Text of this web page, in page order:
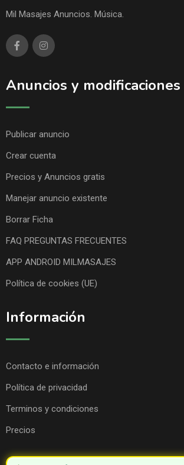
Mil Masajes Anuncios. Música.
Anuncios y modificaciones
Publicar anuncio
Crear cuenta
Precios y Anuncios gratis
Manejar anuncio existente
Borrar Ficha
FAQ PREGUNTAS FRECUENTES
APP ANDROID MILMASAJES
Política de cookies (UE)
Información
Contacto e información
Política de privacidad
Terminos y condiciones
Precios